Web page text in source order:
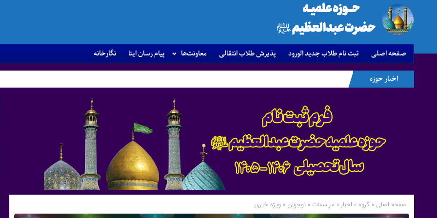
صفحه اصلی ثبت نام طلاب جدید الورود پذیرش طلاب انتقالی معاونت‌ها پیام رسان ایتا نگارخانه
اخبار حوزه
صفحه اصلی » گروه » اخبار » مراسمات » نوجوان » ویژه خبری